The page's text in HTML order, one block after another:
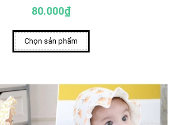
80.000₫
Chọn sản phẩm